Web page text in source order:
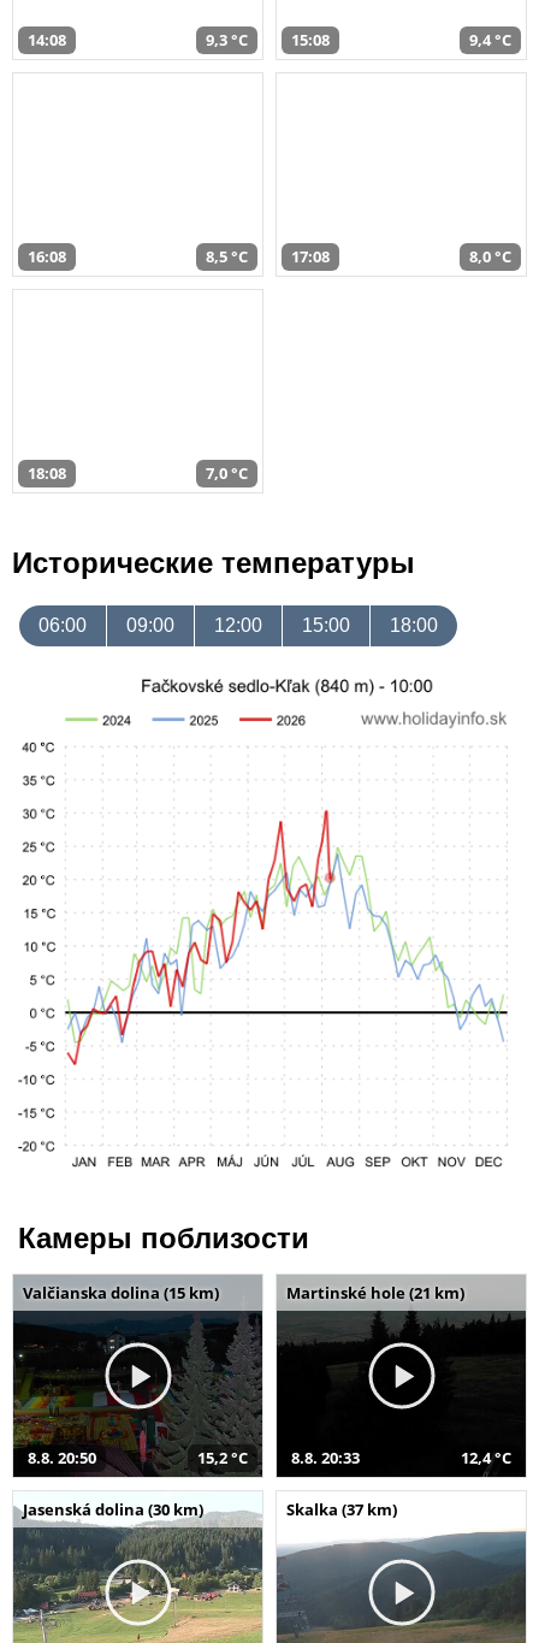
14:08 9,3 °C 15:08 9,4 °C
16:08 8,5 °C 17:08 8,0 °C
18:08 7,0 °C
Исторические температуры
06:00 09:00 12:00 15:00 18:00
Камеры поблизости
Valčianska dolina (15 km)
8.8. 20:50 15,2 °C
Martinské hole (21 km)
8.8. 20:33 12,4 °C
Jasenská dolina (30 km) Skalka (37 km)